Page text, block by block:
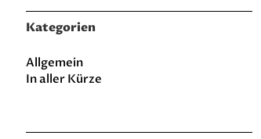
Kategorien
Allgemein
In aller Kürze